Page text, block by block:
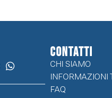
CONTATTI
CHI SIAMO
INFORMAZIONI
FAQ